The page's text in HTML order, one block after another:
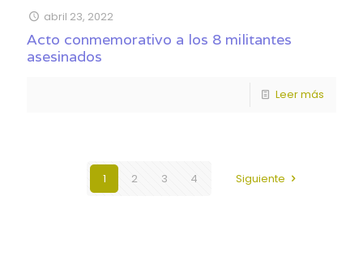
abril 23, 2022
Acto conmemorativo a los 8 militantes
asesinados
Leer más
1 2 3 4 Siguiente